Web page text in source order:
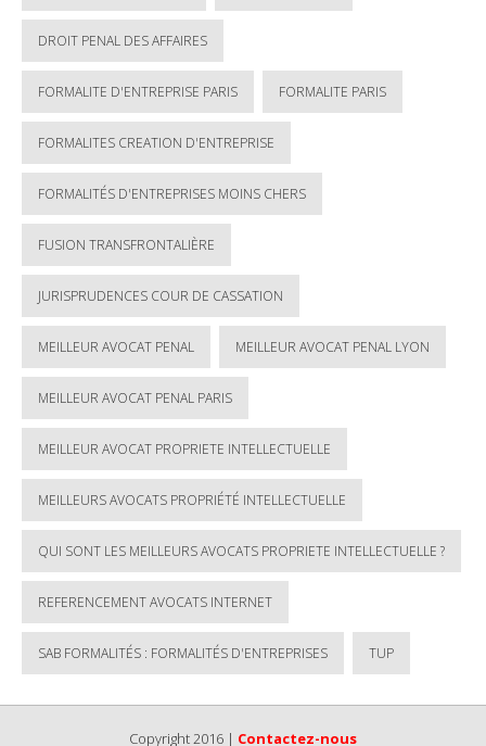
DROIT PENAL DES AFFAIRES
FORMALITE D'ENTREPRISE PARIS FORMALITE PARIS
FORMALITES CREATION D'ENTREPRISE
FORMALITÉS D'ENTREPRISES MOINS CHERS
FUSION TRANSFRONTALIÈRE
JURISPRUDENCES COUR DE CASSATION
MEILLEUR AVOCAT PENAL MEILLEUR AVOCAT PENAL LYON
MEILLEUR AVOCAT PENAL PARIS
MEILLEUR AVOCAT PROPRIETE INTELLECTUELLE
MEILLEURS AVOCATS PROPRIÉTÉ INTELLECTUELLE
QUI SONT LES MEILLEURS AVOCATS PROPRIETE INTELLECTUELLE ?
REFERENCEMENT AVOCATS INTERNET
SAB FORMALITÉS : FORMALITÉS D'ENTREPRISES TUP
Copyright 2016 | Contactez-nous